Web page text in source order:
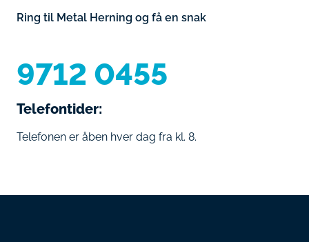
Ring til Metal Herning og få en snak
9712 0455
Telefontider:
Telefonen er åben hver dag fra kl. 8.